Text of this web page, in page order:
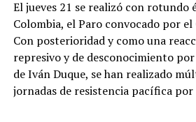
El jueves 21 se realizó con rotundo
Colombia, el Paro convocado por
Con posterioridad y como una
represivo y de desconocimiento
de Iván Duque, se han realizado
jornadas de resistencia pacífica